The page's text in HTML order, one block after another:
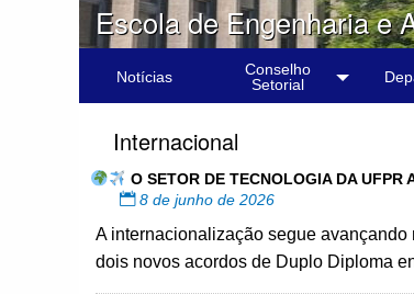
Escola de Engenharia e
Notícias
Conselho
Setorial
Internacional
O SETOR DE TECNOLOGIA DA UFPR
8 de junho de 2026
A internacionalização segue
dois novos acordos de Duplo Diploma